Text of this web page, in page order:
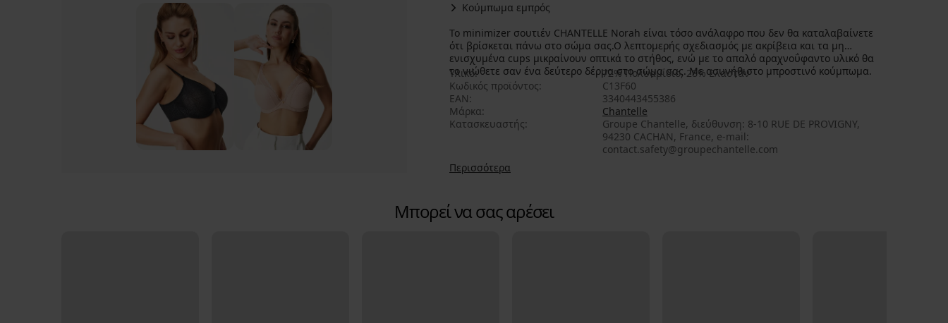
Κούμπωμα εμπρός
Το minimizer σουτιέν CHANTELLE Norah είναι τόσο ανάλαφρο που δεν θα καταλαβαίνετε
ότι βρίσκεται πάνω στο σώμα σας.Ο λεπτομερής σχεδιασμός με ακρίβεια και τα μη
ενισχυμένα cups μικραίνουν οπτικά το στήθος, ενώ με το απαλό αραχνοΰφαντο υλικό θα
το νιώθετε σαν ένα δεύτερο δέρμα στο σώμα σας. Με ασυνήθιστο μπροστινό κούμπωμα.
Υλικό
72% Πολυαμίδιο, 28% Ελαστάν
Κωδικός προϊόντος
C13F60
EAN
3340443455386
Μάρκα
Chantelle
Κατασκευαστής
Groupe Chantelle, διεύθυνση: 8-10 RUE DE PROVIGNY,
94230 CACHAN, France, e-mail:
contact.safety@groupechantelle.com
Περισσότερα
Μπορεί να σας αρέσει